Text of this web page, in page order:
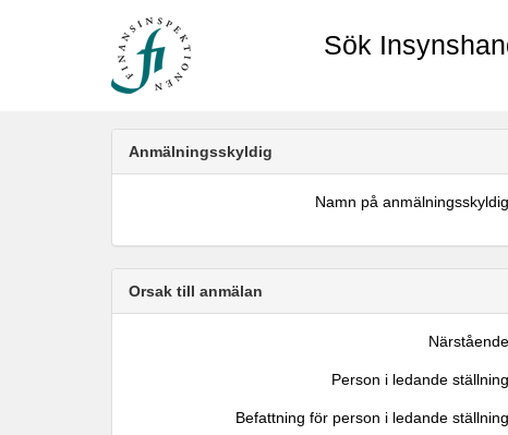
Sök
Anmälningsskyldig
Namn på anmälningsskyldig
Orsak till anmälan
Närstående
Person i ledande ställning
Befattning för person i ledande ställning